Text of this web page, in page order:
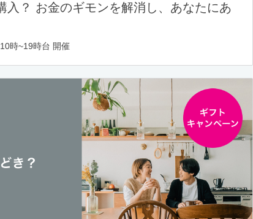
入？ お金のギモンを解消し、あなたにあ
時~19時台 開催